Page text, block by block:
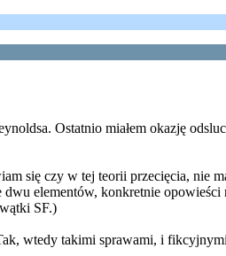
Ostatnio miałem okazję
się czy w tej teorii przecięcia, nie
elementów, konkretnie
SF.)
wtedy takimi sprawami, i